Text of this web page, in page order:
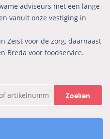
adviseurs met een lange
vanuit onze vestiging in
Zeist voor de zorg, daarnaast
Breda voor foodservice.
Zoeken